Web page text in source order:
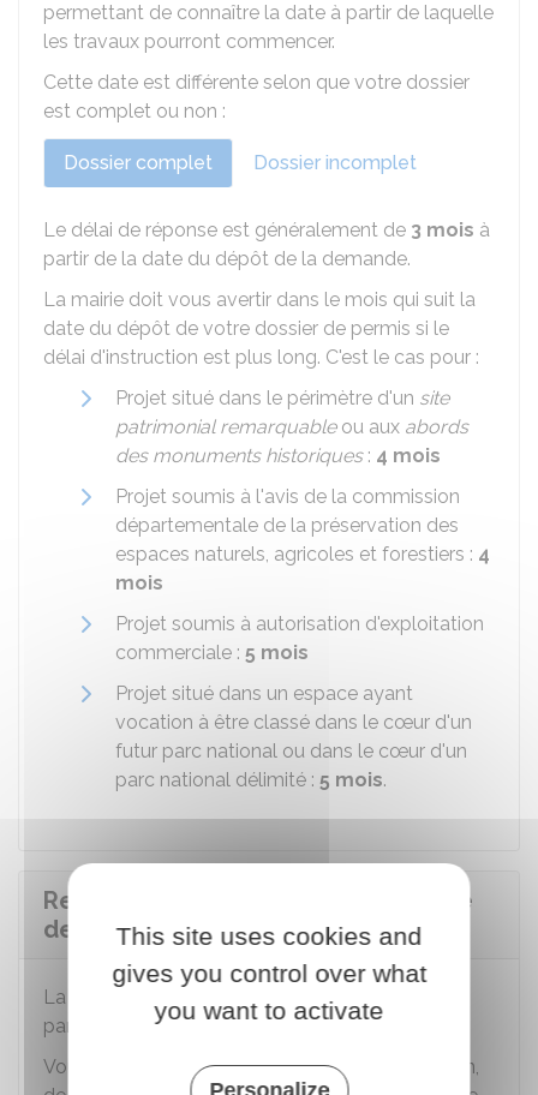
permettant de connaître la date à partir de laquelle
les travaux pourront commencer.
Cette date est différente selon que votre dossier
est complet ou non :
Dossier complet Dossier incomplet
Le délai de réponse est généralement de 3 mois à
partir de la date du dépôt de la demande.
La mairie doit vous avertir dans le mois qui suit la
date du dépôt de votre dossier de permis si le
délai d'instruction est plus long. C'est le cas pour :
Projet situé dans le périmètre d'un site
patrimonial remarquableou aux abords
des monuments historiques: 4 mois
Projet soumis à l'avis de la commission
départementale de la préservation des
espaces naturels, agricoles et forestiers : 4
mois
Projet soumis à autorisation d'exploitation
commerciale : 5 mois
Projet situé dans un espace ayant
vocation à être classé dans le cœur d'un
futur parc national ou dans le cœur d'un
parc national délimité : 5 mois.
Recevoir la décision d'une demande
de permis d'aménager
La décision vous est adressée par lettre
par
ou un procédé électronique équivalent.
Vous pouvez recevoir une décision d'autorisation,
This site uses cookies and
gives you control over what
you want to activate
Personalize